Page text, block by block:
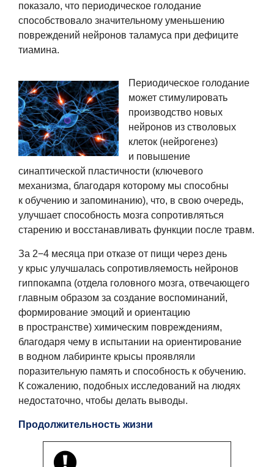
показало, что периодическое голодание
способствовало значительному уменьшению
повреждений нейронов таламуса при дефиците
тиамина.
Периодическое голодание
может стимулировать
производство новых
нейронов из стволовых
клеток (нейрогенез)
и повышение
синаптической пластичности (ключевого
механизма, благодаря которому мы способны
к обучению и запоминанию), что, в свою очередь,
улучшает способность мозга сопротивляться
старению и восстанавливать функции после травм.
За 2−4 месяца при отказе от пищи через день
у крыс улучшалась сопротивляемость нейронов
гиппокампа (отдела головного мозга, отвечающего
главным образом за создание воспоминаний,
формирование эмоций и ориентацию
в пространстве) химическим повреждениям,
благодаря чему в испытании на ориентирование
в водном лабиринте крысы проявляли
поразительную память и способность к обучению.
К сожалению, подобных исследований на людях
недостаточно, чтобы делать выводы.
Продолжительность жизни